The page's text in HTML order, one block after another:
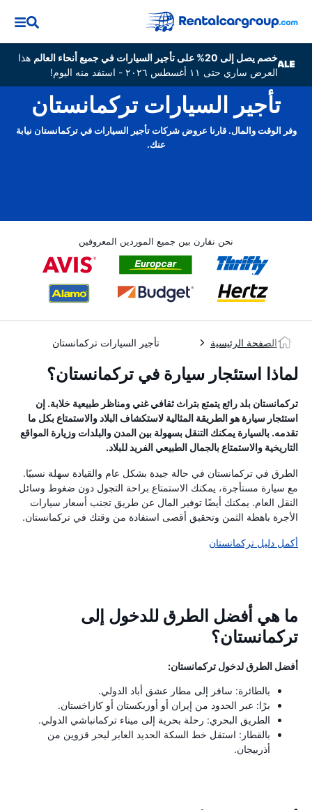
خصم يصل إلى 20% على تأجير السيارات في جميع أنحاء العالم
هذا
العرض ساري حتى ١١ أغسطس ٢٠٢٦ - استفد منه اليوم!
تأجير السيارات تركمانستان
وفر الوقت والمال. قارنا عروض شركات تأجير السيارات في تركمانستان نيابة
عنك.
نحن نقارن بين جميع الموردين المعروفين
الصفحة الرئيسية تأجير السيارات تركمانستان
لماذا استئجار سيارة في تركمانستان؟
تركمانستان بلد رائع يتمتع بتراث ثقافي غني ومناظر طبيعية خلابة. إن
استئجار سيارة هو الطريقة المثالية لاستكشاف البلاد والاستمتاع بكل ما
تقدمه. بالسيارة يمكنك التنقل بسهولة بين المدن والبلدات وزيارة المواقع
التاريخية والاستمتاع بالجمال الطبيعي الفريد للبلاد.
الطرق في تركمانستان في حالة جيدة بشكل عام والقيادة سهلة نسبيًا.
مع سيارة مستأجرة، يمكنك الاستمتاع براحة التجول دون ضغوط وسائل
النقل العام. يمكنك أيضًا توفير المال عن طريق تجنب أسعار سيارات
الأجرة باهظة الثمن وتحقيق أقصى استفادة من وقتك في تركمانستان.
أكمل دليل تركمانستان
ما هي أفضل الطرق للدخول إلى
تركمانستان؟
أفضل الطرق لدخول تركمانستان:
بالطائرة: سافر إلى مطار عشق أباد الدولي.
برًا: عبر الحدود من إيران أو أوزبكستان أو كازاخستان.
الطريق البحري: رحلة بحرية إلى ميناء تركمانباشي الدولي.
بالقطار: استقل خط السكة الحديد العابر لبحر قزوين من
أذربيجان.